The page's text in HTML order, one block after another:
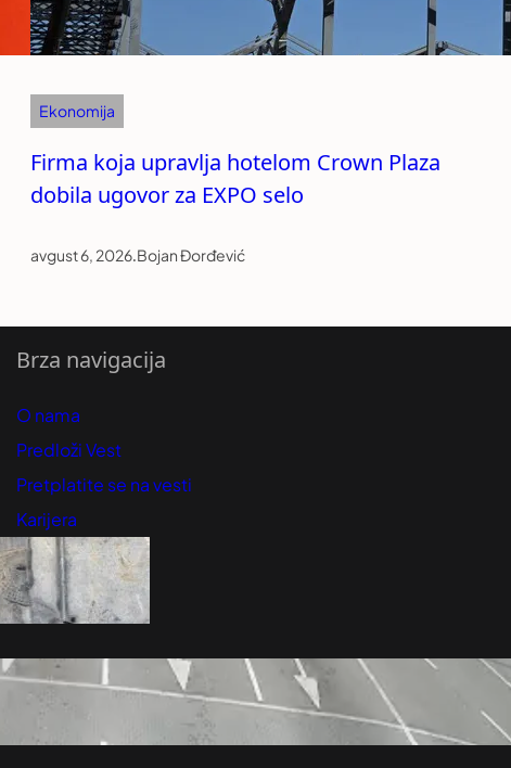
Ekonomija
Firma koja upravlja hotelom Crown Plaza
dobila ugovor za EXPO selo
avgust 6, 2026.Bojan Đorđević
Brza navigacija
O nama
Predloži Vest
Pretplatite se na vesti
Karijera
Marketing
Kontakt